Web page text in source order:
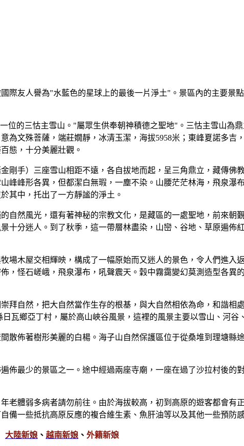
際友人譽為"水藍色的星球上的最後一片淨土"。景區內的主要景
位的三怙主雪山。"屬眾生供奉朝神積德之聖地"。三怙主雪山為
為文殊菩薩，端莊嫺靜，冰清玉潔，海拔5958米；東峰夏諾多吉
態，十分美麗壯觀。
剛手）三座雪山相距不遠，各自拔地而起，呈三角鼎立，藏傳佛
峰峰形各異，但都潔白無瑕，一塵不染。山腰茫茫林海，飛泉瀑
其中，托出了一方靜謐的淨土。
自然風光，還有著神秘的宗教文化，是藏區的一處聖地，前來朝
十分迷人。到了秋季，這一帶層林盡染，山巒、谷地、草原遍佈
場木屋交相輝映，構成了一幅原始而又迷人的景色，令人們進入
，怪石嵯峨，飛泉瀑布，吼聲震天。穀中霧靄變幻莫測造型各異
拜自然，把大自然當作生存的根基，與大自然相依為命，和諧相
瓦鄉亞丁村，屬於高山峽谷風景，這裡的風景主要以雪山、河谷
散佈著樹形美麗的白楊。海子山自然保護區位于從桑堆到理塘縣
佈最少的景區之一。途中經過兩座寺廟，一座在過了沙拉村後的
老體弱多病者請勿前往。由於海拔較高，初到高原的遊客都會有
一些抵抗高原反應的複合維生素、魚肝油等以及其他一些預防
大陸新娘 、 越南新娘 、 外籍新娘